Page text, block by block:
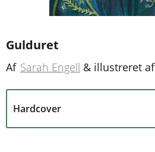
Gulduret
Af Sarah Engell & illustreret af
Hardcover